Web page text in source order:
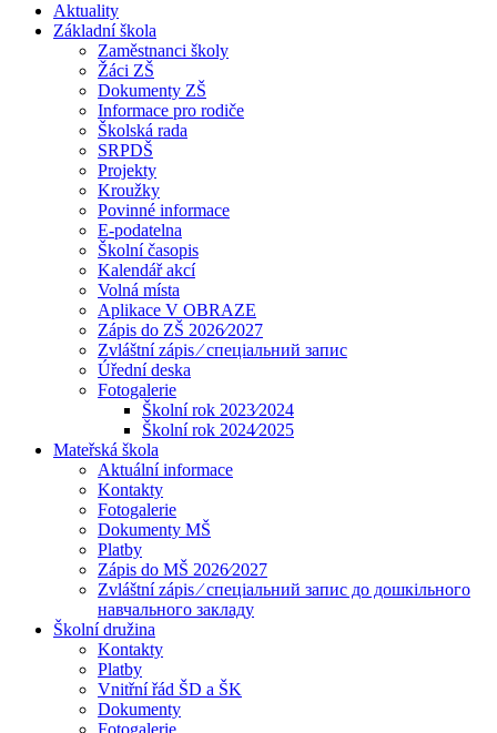
Aktuality
Základní škola
Zaměstnanci školy
Žáci ZŠ
Dokumenty ZŠ
Informace pro rodiče
Školská rada
SRPDŠ
Projekty
Kroužky
Povinné informace
E-podatelna
Školní časopis
Kalendář akcí
Volná místa
Aplikace V OBRAZE
Zápis do ZŠ 2026⁄2027
Zvláštní zápis ⁄ спеціальний запис
Úřední deska
Fotogalerie
Školní rok 2023⁄2024
Školní rok 2024⁄2025
Mateřská škola
Aktuální informace
Kontakty
Fotogalerie
Dokumenty MŠ
Platby
Zápis do MŠ 2026⁄2027
Zvláštní zápis ⁄ спеціальний запис до дошкільного
навчального закладу
Školní družina
Kontakty
Platby
Vnitřní řád ŠD a ŠK
Dokumenty
Fotogalerie